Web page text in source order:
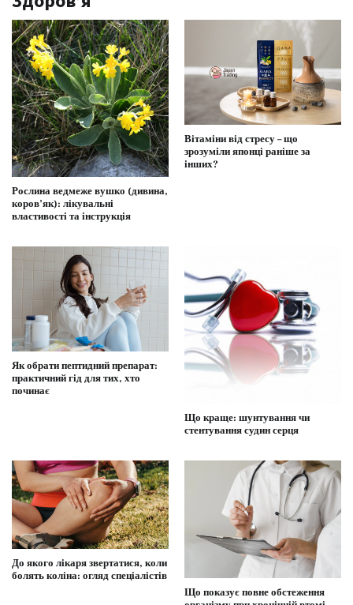
Рослина ведмеже вушко (дивина,
коров’як): лікувальні
властивості та інструкція
Вітаміни від стресу – що
зрозуміли японці раніше за
інших?
Як обрати пептидний препарат:
практичний гід для тих, хто
починає
Що краще: шунтування чи
стентування судин серця
До якого лікаря звертатися, коли
болять коліна: огляд спеціалістів
Що показує повне обстеження